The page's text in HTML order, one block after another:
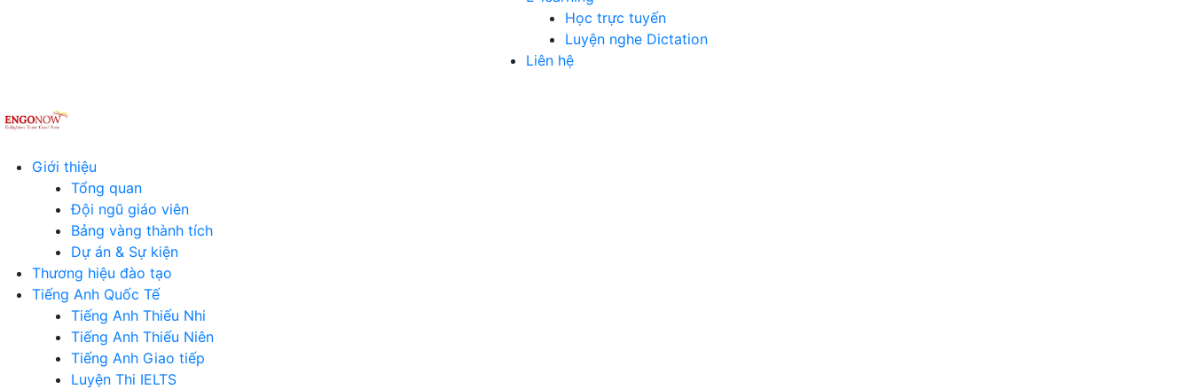
Học trực tuyến
Luyện nghe Dictation
Liên hệ
Giới thiệu
Tổng quan
Đội ngũ giáo viên
Bảng vàng thành tích
Dự án & Sự kiện
Thương hiệu đào tạo
Tiếng Anh Quốc Tế
Tiếng Anh Thiếu Nhi
Tiếng Anh Thiếu Niên
Tiếng Anh Giao tiếp
Luyện Thi IELTS